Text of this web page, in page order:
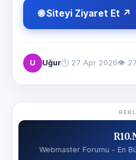
🌐 Siteyi Ziyaret Et ↗
U Uğur🕐 27 Apr 2026👁 27
Webmaster Forumu - En